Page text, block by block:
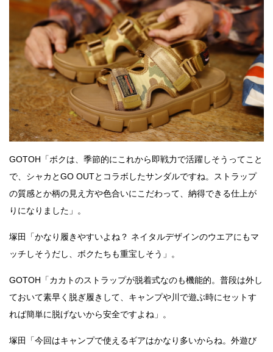
GOTOH「ボクは、季節的にこれから即戦力で活躍しそうってこと
で、シャカとGO OUTとコラボしたサンダルですね。ストラップ
の質感とか柄の見え方や色合いにこだわって、納得できる仕上が
りになりました」。
塚田「かなり履きやすいよね？ ネイタルデザインのウエアにもマ
ッチしそうだし、ボクたちも重宝しそう」。
GOTOH「カカトのストラップが脱着式なのも機能的。普段は外し
ておいて素早く脱ぎ履きして、キャンプや川で遊ぶ時にセットす
れば簡単に脱げないから安全ですよね」。
塚田「今回はキャンプで使えるギアはかなり多いからね。外遊び